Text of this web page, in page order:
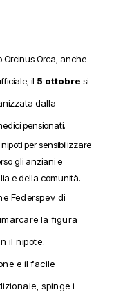
Orcinus Orca, anche
il 5 ottobre si
dalla
pensionati.
per sensibilizzare
gli anziani e
e della comunità.
Federspev di
la figura
il nipote.
e il facile
spinge i